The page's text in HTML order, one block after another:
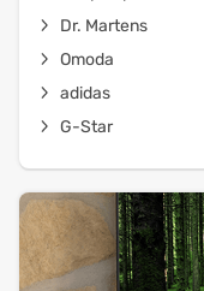
Dr. Martens
Omoda
adidas
G-Star